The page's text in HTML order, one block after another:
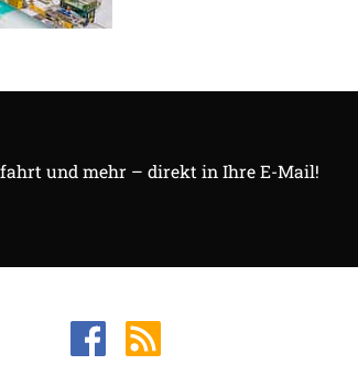
und mehr – direkt in Ihre E-Mail!